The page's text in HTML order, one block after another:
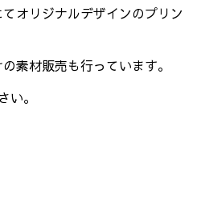
オリジナルデザインのプリン
素材販売も行っています。
い。